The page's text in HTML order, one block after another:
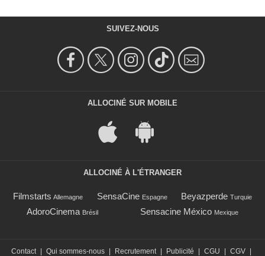
SUIVEZ-NOUS
ALLOCINÉ SUR MOBILE
ALLOCINÉ À L'ÉTRANGER
Filmstarts Allemagne SensaCine Espagne Beyazperde Turquie
AdoroCinema Brésil Sensacine México Mexique
Contact Qui sommes-nous Recrutement Publicité CGU CGV